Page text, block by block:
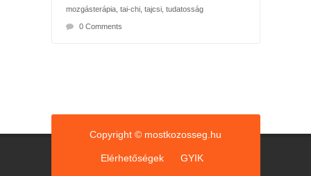
mozgásterápia, tai-chi, tajcsi, tudatosság
0 Comments
Copyright © mostkozosseg.hu
Elérhetőségek GYIK